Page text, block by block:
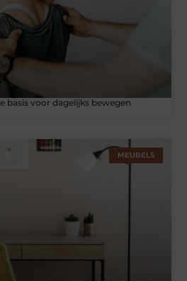
basis voor dagelijks bewegen
MEUBELS